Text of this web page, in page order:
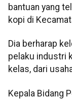
bantuan yang
kopi di
Dia berharap
pelaku industri
kelas, dari
Kepala Bidang